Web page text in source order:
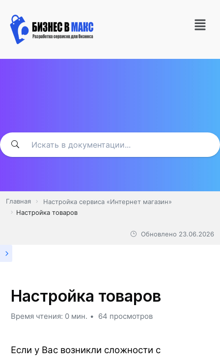
Главная
Настройка сервиса «Интернет магазин»
Настройка товаров
Обновлено 23.06.2026
Настройка товаров
Время чтения: 0 мин. 64 просмотров
Если у Вас возникли сложности с